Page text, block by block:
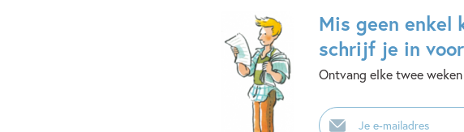
Mis geen enkel
schrijf je in
Ontvang elke twee
E-